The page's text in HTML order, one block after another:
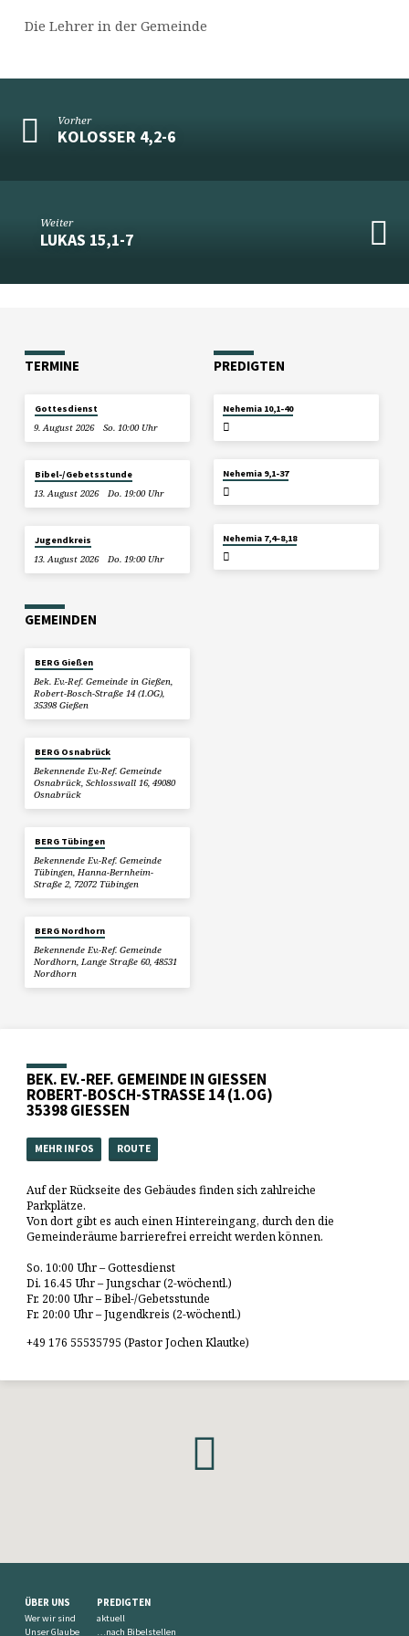
Die Lehrer in der Gemeinde
Vorher
KOLOSSER 4,2-6
Weiter
LUKAS 15,1-7
TERMINE
Gottesdienst
9. August 2026
So. 10:00 Uhr
Bibel-/Gebetsstunde
13. August 2026
Do. 19:00 Uhr
Jugendkreis
13. August 2026
Do. 19:00 Uhr
PREDIGTEN
2026
Nehemia 10,1-40
Nehemia 9,1-37
Nehemia 7,4–8,18
GEMEINDEN
BERG Gießen
Bek. Ev.-Ref. Gemeinde in Gießen,
Robert-Bosch-Straße 14 (1.OG),
35398 Gießen
BERG Osnabrück
Bekennende Ev.-Ref. Gemeinde
Osnabrück, Schlosswall 16, 49080
Osnabrück
BERG Tübingen
Bekennende Ev.-Ref. Gemeinde
Tübingen, Hanna-Bernheim-
Straße 2, 72072 Tübingen
BERG Nordhorn
Bekennende Ev.-Ref. Gemeinde
Nordhorn, Lange Straße 60, 48531
Nordhorn
BEK. EV.-REF. GEMEINDE IN GIESSEN
ROBERT-BOSCH-STRASSE 14 (1.OG)
35398 GIESSEN
MEHR INFOS ROUTE
Auf der Rückseite des Gebäudes finden sich zahlreiche
Parkplätze.
Von dort gibt es auch einen Hintereingang, durch den die
Gemeinderäume barrierefrei erreicht werden können.
So. 10:00 Uhr – Gottesdienst
Di. 16.45 Uhr – Jungschar (2-wöchentl.)
Fr. 20:00 Uhr – Bibel-/Gebetsstunde
Fr. 20:00 Uhr – Jugendkreis (2-wöchentl.)
+49 176 55535795 (Pastor Jochen Klautke)
ÜBER UNS
Wer wir sind
Unser Glaube
PREDIGTEN
aktuell
…nach Bibelstellen